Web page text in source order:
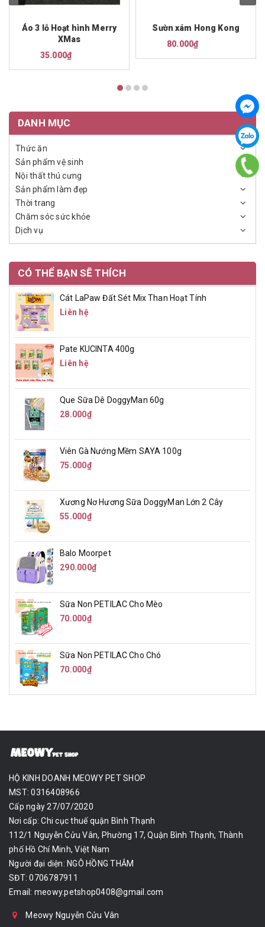
Áo 3 lỗ Hoạt hình Merry
XMas
35.000₫
Sườn xám Hong Kong
80.000₫
DANH MỤC
Thức ăn
Sản phẩm vệ sinh
Nội thất thú cưng
Sản phẩm làm đẹp
Thời trang
Chăm sóc sức khỏe
Dịch vụ
CÓ THỂ BẠN SẼ THÍCH
Cát LaPaw Đất Sét Mix Than Hoạt Tính
Liên hệ
Pate KUCINTA 400g
Liên hệ
Que Sữa Dê DoggyMan 60g
28.000₫
Viên Gà Nướng Mềm SAYA 100g
75.000₫
Xương Nơ Hương Sữa DoggyMan Lớn 2 Cây
55.000₫
Balo Moorpet
290.000₫
Sữa Non PETILAC Cho Mèo
70.000₫
Sữa Non PETILAC Cho Chó
70.000₫
HỘ KINH DOANH MEOWY PET SHOP
MST: 0316408966
Cấp ngày 27/07/2020
Nơi cấp: Chi cục thuế quận Bình Thạnh
112/1 Nguyễn Cửu Vân, Phường 17, Quận Bình Thạnh, Thành
phố Hồ Chí Minh, Việt Nam
Người đại diện: NGÔ HỒNG THẮM
SĐT: 0706787911
Email: meowy.petshop0408@gmail.com
Meowy Nguyễn Cửu Vân